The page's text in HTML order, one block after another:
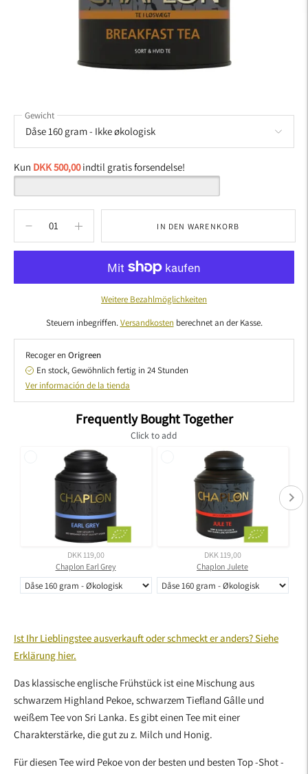
Gewicht
Kun DKK 500,00indtil gratis forsendelse!
IN DEN WARENKORB
Weitere Bezahlmöglichkeiten
Steuern inbegriffen.Versandkosten berechnet an der Kasse.
Recoger en Origreen
En stock, Gewöhnlich fertig in 24 Stunden
Ver información de la tienda
Frequently Bought Together
Click to add
DKK 119,00
Chaplon Earl Grey
DKK 119,00
Chaplon Julete
den
Warenkorb
legen
Ist Ihr Lieblingstee ausverkauft oder schmeckt er anders? Siehe
Erklärung hier.
Das klassische englische Frühstück ist eine Mischung aus
schwarzem Highland Pekoe, schwarzem Tiefland Gâlle und
weißem Tee von Sri Lanka. Es gibt einen Tee mit einer
Charakterstärke, die gut zu z. Milch und Honig.
Für diesen Tee wird Pekoe von der besten und besten Top -Shot -